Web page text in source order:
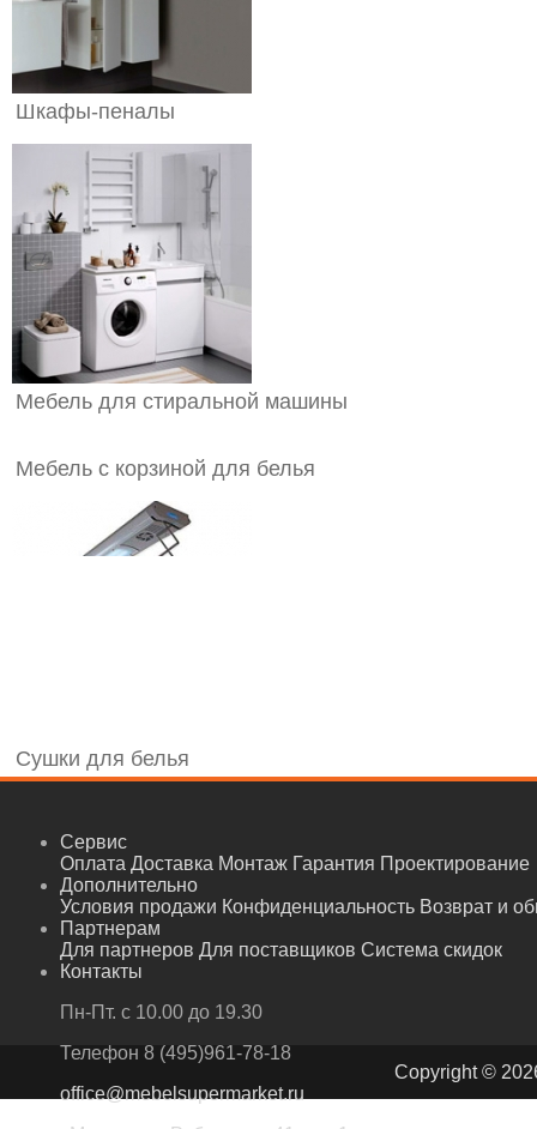
Шкафы-пеналы
Мебель для стиральной машины
Мебель с корзиной для белья
Сушки для белья
Сервис
Оплата Доставка Монтаж Гарантия Проектирование
Дополнительно
Условия продажи Конфиденциальность Возврат и
Партнерам
Для партнеров Для поставщиков Система скидок
Контакты
Пн-Пт. с 10.00 до 19.30
Телефон 8 (495)961-78-18
office@mebelsupermarket.ru
Copyright ©